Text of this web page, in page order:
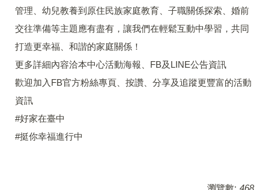
管理、幼兒教養到原住民族家庭教育、子職關係探索、婚前
交往準備等主題應有盡有，讓我們在輕鬆互動中學習，共同
打造更幸福、和諧的家庭關係！
更多詳細內容洽本中心活動海報、FB及LINE公告資訊
歡迎加入FB官方粉絲專頁、按讚、分享及追蹤更豐富的活動
資訊
#好家在臺中
#挺你幸福進行中
瀏覽數: 468